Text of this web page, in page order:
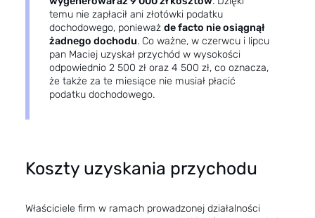
temu nie zapłacił ani złotówki podatku
dochodowego, ponieważ de facto nie osiągnął
żadnego dochodu. Co ważne, w czerwcu i lipcu
pan Maciej uzyskał przychód w wysokości
odpowiednio 2 500 zł oraz 4 500 zł, co oznacza,
że także za te miesiące nie musiał płacić
podatku dochodowego.
Koszty uzyskania przychodu
Właściciele firm w ramach prowadzonej działalności